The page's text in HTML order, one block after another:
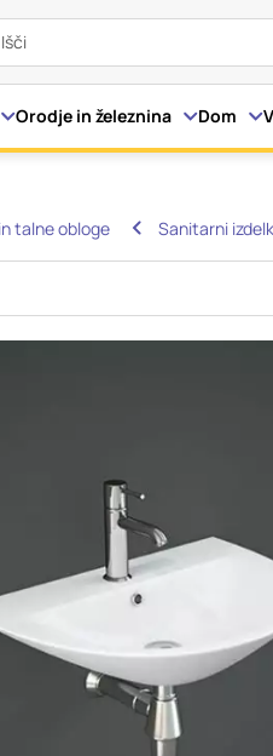
Orodje in železnina Dom
talne obloge Sanitarni
Nastavitve
Ko obiščete katero
pa skrbijo, da vaše
razkrivajo
izkušnjo. Nekatere
informacij in
Obvezni piškotki
Ti piškotki so nujni
so nastavljeni samo
zasebnosti, prijava
vas opozori na njih.
Piškotki za
S temi piškotki